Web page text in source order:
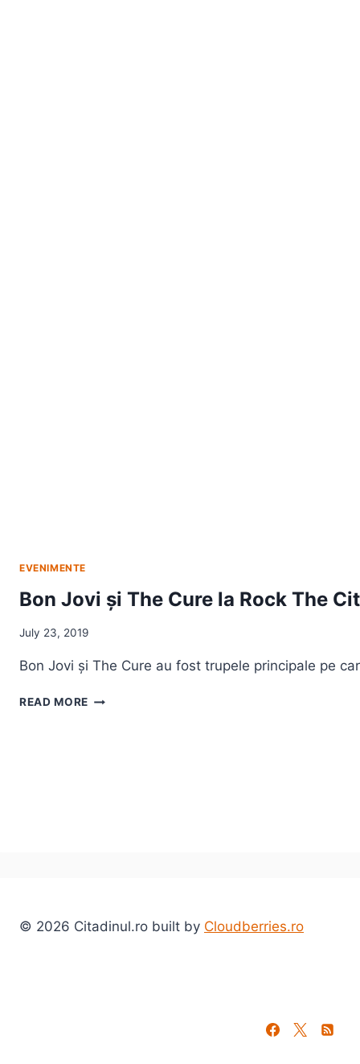
EVENIMENTE
Bon Jovi și The Cure la Rock The
July 23, 2019
Bon Jovi și The Cure au fost trupele principale pe
READ MORE BON
© 2026 Citadinul.ro built by Cloudberries.ro